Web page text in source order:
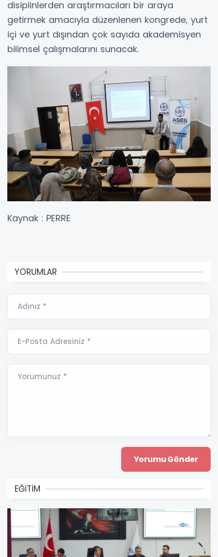
disiplinlerden araştırmacıları bir araya
getirmek amacıyla düzenlenen kongrede, yurt
içi ve yurt dışından çok sayıda akademisyen
bilimsel çalışmalarını sunacak.
Kaynak : PERRE
YORUMLAR
Adınız *
E-Posta Adresiniz *
Yorumunuz *
EĞİTİM